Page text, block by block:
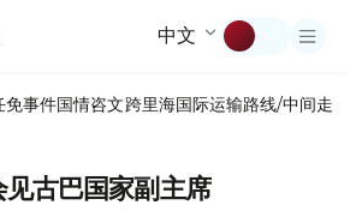
中文
免事件国情咨文跨里海国际运输路线/中间走廊
古巴国家副主席